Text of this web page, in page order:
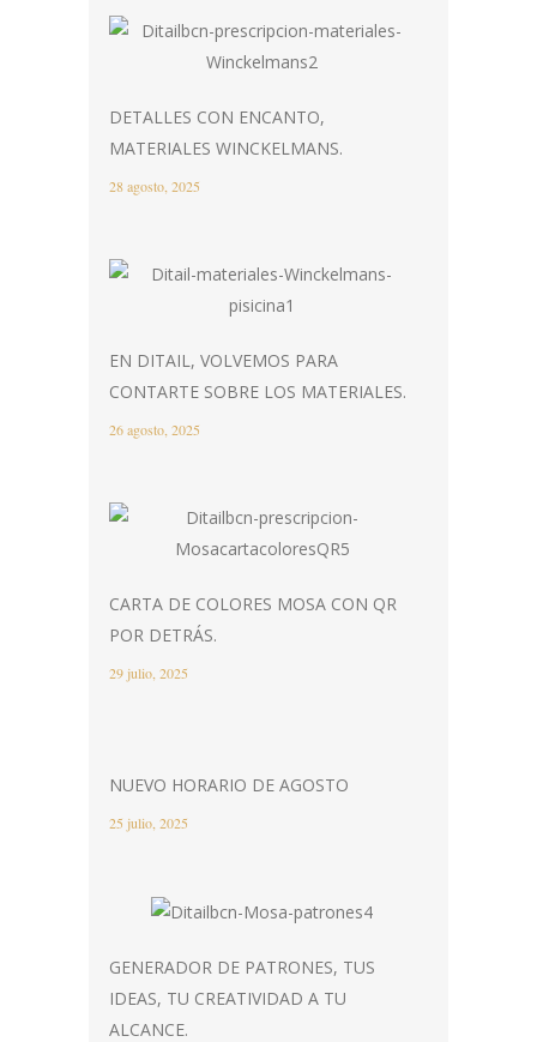
DETALLES CON ENCANTO,
MATERIALES WINCKELMANS.
28 agosto, 2025
EN DITAIL, VOLVEMOS PARA
CONTARTE SOBRE LOS MATERIALES.
26 agosto, 2025
CARTA DE COLORES MOSA CON QR
POR DETRÁS.
29 julio, 2025
NUEVO HORARIO DE AGOSTO
25 julio, 2025
GENERADOR DE PATRONES, TUS
IDEAS, TU CREATIVIDAD A TU
ALCANCE.